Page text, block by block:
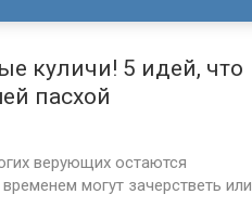
куличи! 5 идей, что
пасхой
верующих остаются
могут зачерстветь или